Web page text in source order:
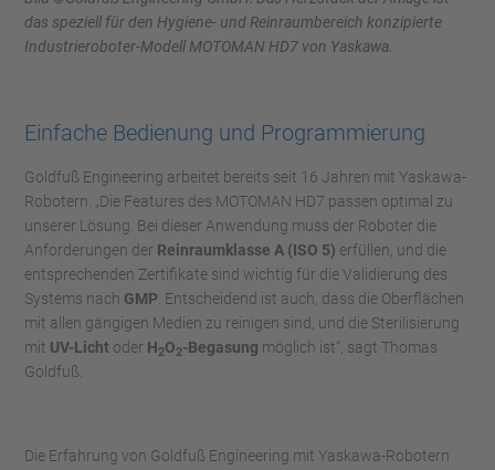
das speziell für den Hygiene- und Reinraumbereich konzipierte
Industrieroboter-Modell MOTOMAN HD7 von Yaskawa.
Einfache Bedienung und Programmierung
Goldfuß Engineering arbeitet bereits seit 16 Jahren mit Yaskawa-
Robotern. „Die Features des MOTOMAN HD7 passen optimal zu
unserer Lösung. Bei dieser Anwendung muss der Roboter die
Anforderungen der Reinraumklasse A (ISO 5) erfüllen, und die
entsprechenden Zertifikate sind wichtig für die Validierung des
Systems nach GMP. Entscheidend ist auch, dass die Oberflächen
mit allen gängigen Medien zu reinigen sind, und die Sterilisierung
mit UV-Licht oder H2O2-Begasung möglich ist“, sagt Thomas
Goldfuß.
Die Erfahrung von Goldfuß Engineering mit Yaskawa-Robotern